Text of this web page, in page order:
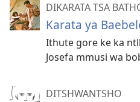
DIKARATA TSA
Karata ya
Ithute gore ke ka
Josefa mmusi wa
DITSHWANTSHO